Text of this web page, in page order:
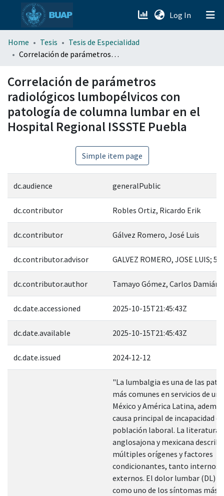
Log In (current)
menu.section.about_menu
Home Tesis
Tesis de Especialidad
Correlación de parámetros radiológicos lumbopélvicos con patología de columna lumbar en el Hospital Regional ISSSTE Puebla
Correlación de parámetros
radiológicos lumbopélvicos con
patología de columna lumbar en el
Hospital Regional ISSSTE Puebla
Simple item page
dc.audience generalPublic
dc.contributor Robles Ortiz, Ricardo Erik
dc.contributor Gálvez Romero, José Luis
dc.contributor.advisor GALVEZ ROMERO, JOSE LUIS;
dc.contributor.author Tamayo Gómez, Carlos Damián
dc.date.accessioned 2025-10-15T21:45:43Z
dc.date.available 2025-10-15T21:45:43Z
dc.date.issued 2024-12-12
"La lumbalgia es una de las
más comunes en servicios de
México y América Latina,
causa principal de incapacidad en
población laboral. La literatura
anglosajona y mexicana describe
múltiples orígenes y factores
condicionantes, tanto internos
externos. El dolor lumbar (DL)
como uno de los síntomas más